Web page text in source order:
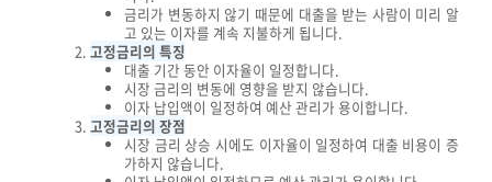
금리가 변동하지 않기 때문에 대출을 받는 사람이 미리 알
고 있는 이자를 계속 지불하게 됩니다.
고정금리의 특징
대출 기간 동안 이자율이 일정합니다.
시장 금리의 변동에 영향을 받지 않습니다.
이자 납입액이 일정하여 예산 관리가 용이합니다.
고정금리의 장점
시장 금리 상승 시에도 이자율이 일정하여 대출 비용이 증
가하지 않습니다.